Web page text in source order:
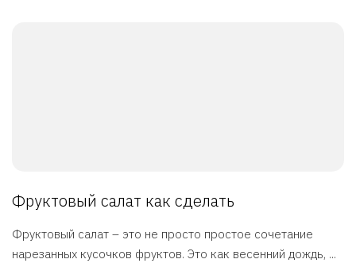
Фруктовый салат как сделать
Фруктовый салат – это не просто простое сочетание
нарезанных кусочков фруктов. Это как весенний дождь, ...